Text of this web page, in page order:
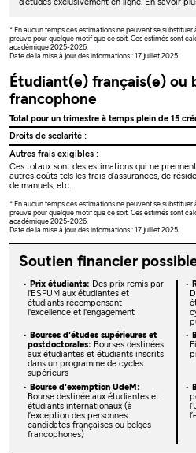
d’études exclusivement en ligne. En savoir
* En aucun temps ces estimations ne peuvent se substituer
preuve pour quelque motif que ce soit. Ces estimés sont
académique 2025-2026.
Date de la mise à jour des informations : 17 juillet 2025
Étudiant(e) français(e) ou
francophone
Total pour un trimestre à temps plein de 15
Droits de scolarité :
Autres frais exigibles :
Ces totaux sont des estimations qui ne
autres coûts tels les frais d’assurances, de
de manuels, etc.
* En aucun temps ces estimations ne peuvent se substituer
preuve pour quelque motif que ce soit. Ces estimés sont
académique 2025-2026.
Date de la mise à jour des informations : 17 juillet 2025
Soutien financier
Prix étudiants: Des prix remis par
l'ESPUM aux étudiantes et
étudiants récompensant
l'excellence et l'engagement
Bourses d'études supérieures et
postdoctorales: Bourses destinées
aux étudiantes et étudiants inscrits
dans un programme de cycles
supérieurs
Bourse d'exemption UdeM:
Bourse destinée aux étudiantes et
étudiants internationaux (à
l’exception des personnes
candidates françaises ou belges
francophones)